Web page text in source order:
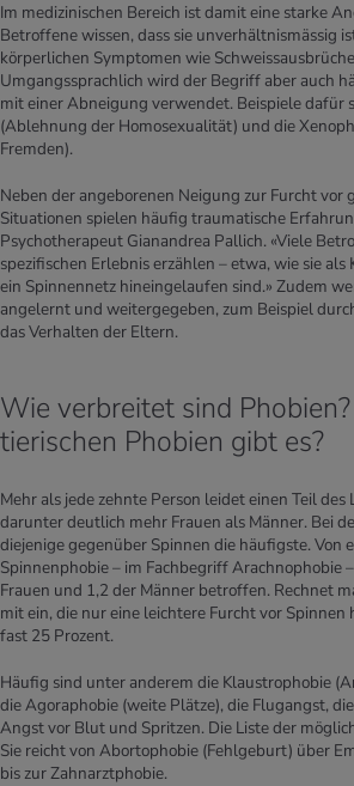
Im medizinischen Bereich ist damit eine starke
Betroffene wissen, dass sie unverhältnismässig
körperlichen Symptomen wie
Umgangssprachlich wird der Begriff aber auch
mit einer Abneigung verwendet. Beispiele dafür
(Ablehnung der Homosexualität) und die
Fremden).
Neben der angeborenen Neigung zur Furcht vor
Situationen spielen häufig traumatische
Psychotherapeut Gianandrea Pallich. «Viele
spezifischen Erlebnis erzählen – etwa, wie sie
ein Spinnennetz hineingelaufen sind.» Zudem
angelernt und weitergegeben, zum Beispiel
das Verhalten der Eltern.
Wie verbreitet sind
tierischen Phobien gibt es?
Mehr als jede zehnte Person leidet einen Teil des
darunter deutlich mehr Frauen als Männer. Bei
diejenige gegenüber Spinnen die häufigste. Von
Spinnenphobie – im Fachbegriff Arachnophobie
Frauen und 1,2 der Männer betroffen. Rechnet
mit ein, die nur eine leichtere Furcht vor
fast 25 Prozent.
Häufig sind unter anderem die Klaustrophobie
die Agoraphobie (weite Plätze), die Flugangst,
Angst vor Blut und Spritzen. Die Liste der
Sie reicht von Abortophobie (Fehlgeburt) über
bis zur Zahnarztphobie.